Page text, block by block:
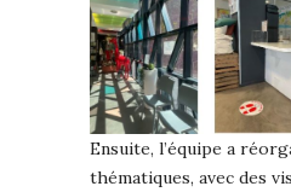
Ensuite, l’équipe a
thématiques, avec des